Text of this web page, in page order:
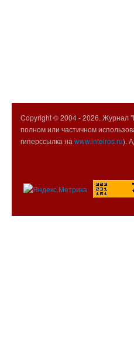
Copyright © 2004 -2026. Журнал
полном или частичном
гиперссылка на www.intelros.ru).